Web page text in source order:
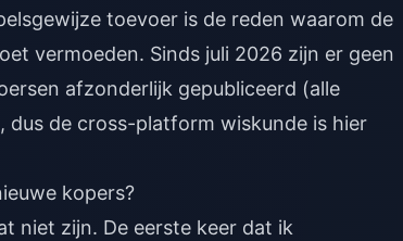
toevoer is de reden waarom de
vermoeden. Sinds juli 2026 zijn er geen
afzonderlijk gepubliceerd (alle
dus de cross-platform wiskunde is hier
kopers?
niet zijn. De eerste keer dat ik